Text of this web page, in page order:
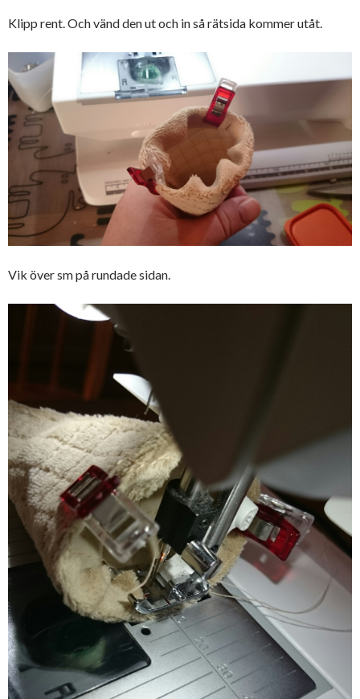
Klipp rent. Och vänd den ut och in så rätsida kommer utåt.
Vik över sm på rundade sidan.